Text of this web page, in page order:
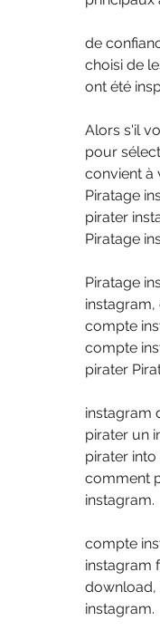
de
choisi de
ont été
Alors s'il
pour
convient à
Piratage
pirater
Piratage
Piratage
compte
compte
pirater
instagram
pirater un
pirater
comment
instagram.
compte
instagram
download,
instagram.